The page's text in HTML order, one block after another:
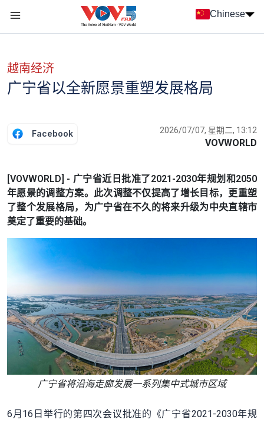
Chinese
越南经济
广宁省以全新愿景重塑发展格局
Facebook 2026/07/07, 星期二, 13:12
VOVWORLD
[VOVWORLD] - 广宁省近日批准了2021-2030年规划和2050
年愿景的调整方案。此次调整不仅提高了增长目标，更重塑
了整个发展格局，为广宁省在不久的将来升级为中央直辖市
奠定了重要的基础。
广宁省将沿海走廊发展一系列集中式城市区域
6月16日举行的第四次会议批准的《广宁省2021-2030年规